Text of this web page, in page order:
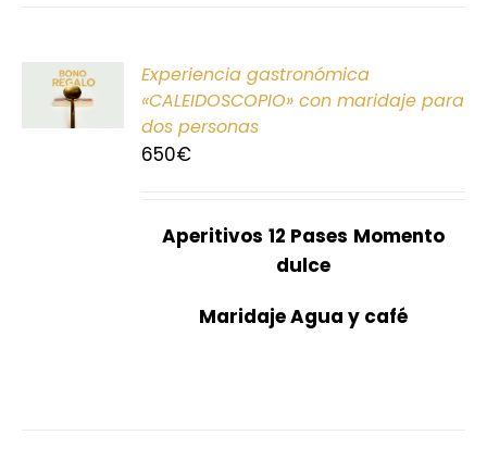
Experiencia gastronómica
«CALEIDOSCOPIO» con maridaje para
dos personas
650€
Aperitivos 12 Pases Momento
dulce
Maridaje Agua y café